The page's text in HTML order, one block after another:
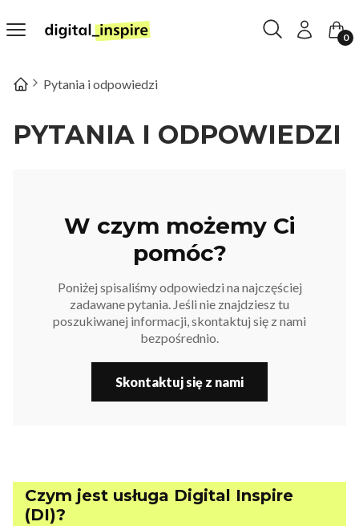
Menu Otwórz
Szukaj Zaloguj się
Pytania i odpowiedzi
PYTANIA I ODPOWIEDZI
W czym możemy Ci
pomóc?
Poniżej spisaliśmy odpowiedzi na najczęściej
zadawane pytania. Jeśli nie znajdziesz tu
poszukiwanej informacji, skontaktuj się z nami
bezpośrednio.
Skontaktuj się z nami
Czym jest usługa Digital Inspire
(DI)?